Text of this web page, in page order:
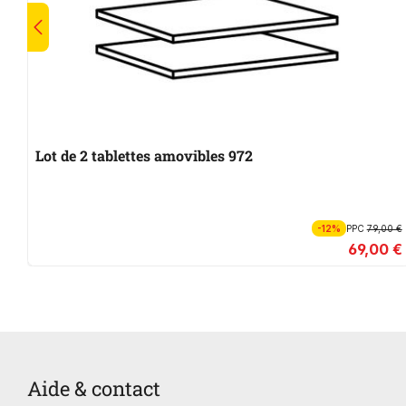
Lot de 2 tablettes amovibles 972
-12% PPC79,00 €
69,00 €
Aide & contact